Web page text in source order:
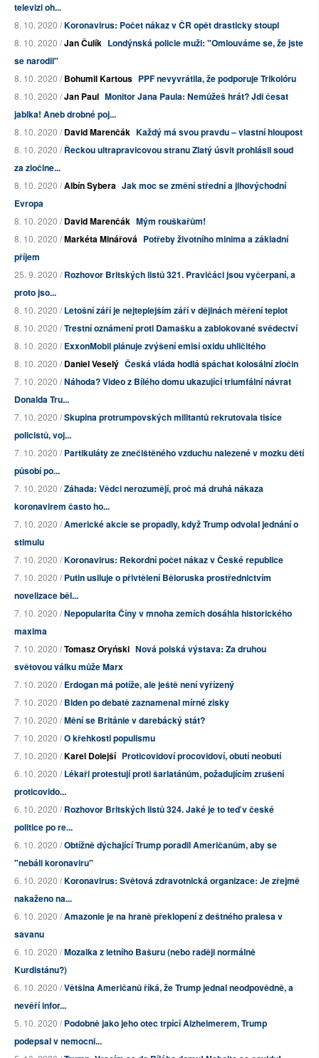
televizi oh...
8. 10. 2020 /Koronavirus: Počet nákaz v ČR opět drasticky stoupl
8. 10. 2020 /Jan Čulík Londýnská policie muži: "Omlouváme se, že jste
se narodil"
8. 10. 2020 /Bohumil Kartous PPF nevyvrátila, že podporuje Trikolóru
8. 10. 2020 /Jan Paul Monitor Jana Paula: Nemůžeš hrát? Jdi česat
jablka! Aneb drobné poj...
8. 10. 2020 /David Marenčák Každý má svou pravdu – vlastní hloupost
8. 10. 2020 /Řeckou ultrapravicovou stranu Zlatý úsvit prohlásil soud
za zločine...
8. 10. 2020 /Albín Sybera Jak moc se změní střední a jihovýchodní
Evropa
8. 10. 2020 /David Marenčák Mým rouškařům!
8. 10. 2020 /Markéta Minářová Potřeby životního minima a základní
příjem
25. 9. 2020 /Rozhovor Britských listů 321. Pravičáci jsou vyčerpaní, a
proto jso...
8. 10. 2020 /Letošní září je nejteplejším září v dějinách měření teplot
8. 10. 2020 /Trestní oznámení proti Damašku a zablokované svědectví
8. 10. 2020 /ExxonMobil plánuje zvýšení emisí oxidu uhličitého
8. 10. 2020 /Daniel Veselý Česká vláda hodlá spáchat kolosální zločin
7. 10. 2020 /Náhoda? Video z Bílého domu ukazující triumfální návrat
Donalda Tru...
7. 10. 2020 /Skupina protrumpovských militantů rekrutovala tisíce
policistů, voj...
7. 10. 2020 /Partikuláty ze znečištěného vzduchu nalezené v mozku dětí
působí po...
7. 10. 2020 /Záhada: Vědci nerozumějí, proč má druhá nákaza
koronavirem často ho...
7. 10. 2020 /Americké akcie se propadly, když Trump odvolal jednání o
stimulu
7. 10. 2020 /Koronavirus: Rekordní počet nákaz v České republice
7. 10. 2020 /Putin usiluje o přivtělení Běloruska prostřednictvím
novelizace běl...
7. 10. 2020 /Nepopularita Číny v mnoha zemích dosáhla historického
maxima
7. 10. 2020 /Tomasz Oryński Nová polská výstava: Za druhou
světovou válku může Marx
7. 10. 2020 /Erdogan má potíže, ale ještě není vyřízený
7. 10. 2020 /Biden po debatě zaznamenal mírné zisky
7. 10. 2020 /Mění se Británie v darebácký stát?
7. 10. 2020 /O křehkosti populismu
7. 10. 2020 /Karel Dolejší Proticovidoví procovidoví, obutí neobutí
6. 10. 2020 /Lékaři protestují proti šarlatánům, požadujícím zrušení
proticovido...
6. 10. 2020 /Rozhovor Britských listů 324. Jaké je to teď v české
politice po re...
6. 10. 2020 /Obtížně dýchající Trump poradil Američanům, aby se
"nebáli koronaviru"
6. 10. 2020 /Koronavirus: Světová zdravotnická organizace: Je zřejmě
nakaženo na...
6. 10. 2020 /Amazonie je na hraně překlopení z deštného pralesa v
savanu
6. 10. 2020 /Mozaika z letního Bašuru (nebo raději normálně
Kurdistánu?)
6. 10. 2020 /Většina Američanů říká, že Trump jednal neodpovědně, a
nevěří infor...
5. 10. 2020 /Podobně jako jeho otec trpící Alzheimerem, Trump
podepsal v nemocni...